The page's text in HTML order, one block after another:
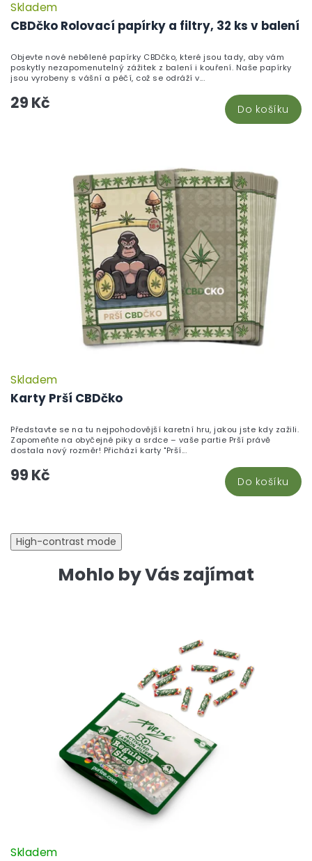
CBDčko Rolovací papírky a filtry, 32 ks v balení
Skladem
29 Kč Do košíku
Objevte nové nebělené papírky CBDčko, které jsou tady, aby vám
poskytly nezapomenutelný zážitek z balení i kouření. Naše papírky
jsou vyrobeny s vášní a péčí, což se odráží v...
Karty Prší CBDčko
Skladem
99 Kč Do košíku
Představte se na tu nejpohodovější karetní hru, jakou jste kdy zažili.
Zapomeňte na obyčejné piky a srdce – vaše partie Prší právě
dostala nový rozměr! Přichází karty "Prší...
High-contrast mode
Mohlo by Vás zajímat
Skladem